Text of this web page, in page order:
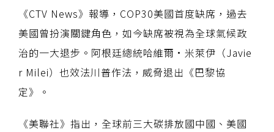
《CTV News》報導，COP30美國首度缺席，過去
美國曾扮演關鍵角色，如今缺席被視為全球氣候政
治的一大退步。阿根廷總統哈維爾·米萊伊（Javie
r Milei）也效法川普作法，威脅退出《巴黎協
定》。
《美聯社》指出，全球前三大碳排放國中國、美國